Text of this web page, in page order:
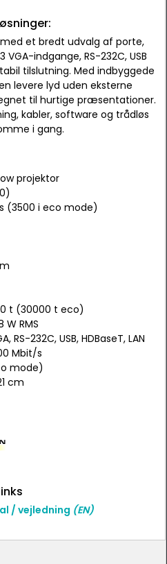
et bredt udvalg af porte,
indgange, RS-232C, USB
tilslutning. Med indbyggede
levere lyd uden eksterne
til hurtige præsentationer.
kabler, software og trådløs
i gang.
projektor
(3500 i eco mode)
t (30000 t eco)
RMS
RS-232C, USB, HDBaseT, LAN
Mbit/s
mode)
cm
/ vejledning (EN)